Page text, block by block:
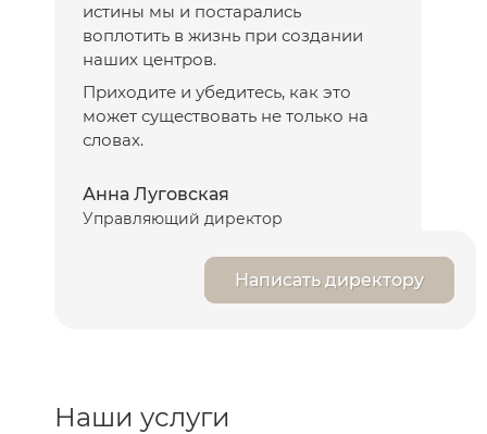
истины мы и постарались
воплотить в жизнь при создании
наших центров.
Приходите и убедитесь, как это
может существовать не только на
словах.
Анна Луговская
Управляющий директор
Написать директору
Наши услуги